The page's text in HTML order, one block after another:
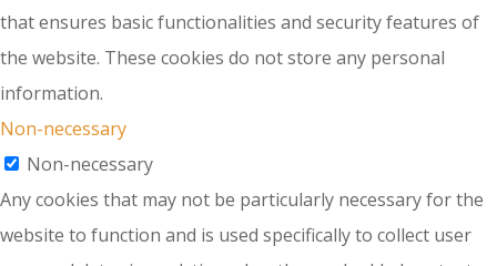
that ensures basic functionalities and security features of
the website. These cookies do not store any personal
information.
Non-necessary
Non-necessary
Any cookies that may not be particularly necessary for the
website to function and is used specifically to collect user